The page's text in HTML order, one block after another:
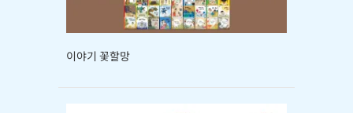
이야기 꽃할망